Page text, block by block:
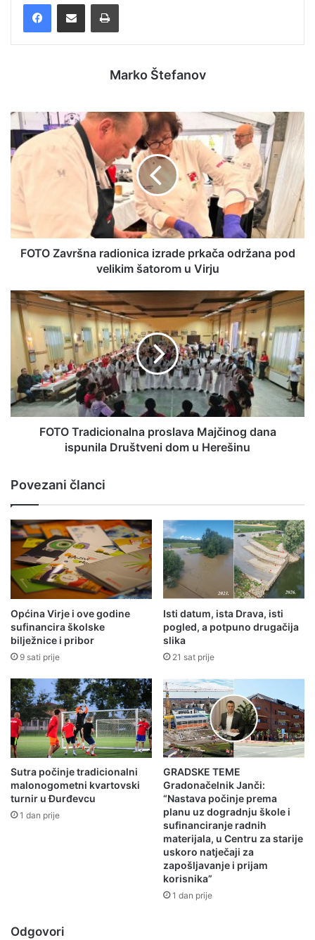
Marko Štefanov
FOTO Završna radionica izrade prkača održana pod
velikim šatorom u Virju
FOTO Tradicionalna proslava Majčinog dana
ispunila Društveni dom u Herešinu
Povezani članci
Općina Virje i ove godine
sufinancira školske
bilježnice i pribor
9 sati prije
Isti datum, ista Drava, isti
pogled, a potpuno drugačija
slika
21 sat prije
Sutra počinje tradicionalni
malonogometni kvartovski
turnir u Đurđevcu
1 dan prije
GRADSKE TEME
Gradonačelnik Janči:
“Nastava počinje prema
planu uz dogradnju škole i
sufinanciranje radnih
materijala, u Centru za starije
uskoro natječaji za
zapošljavanje i prijam
korisnika”
1 dan prije
Odgovori